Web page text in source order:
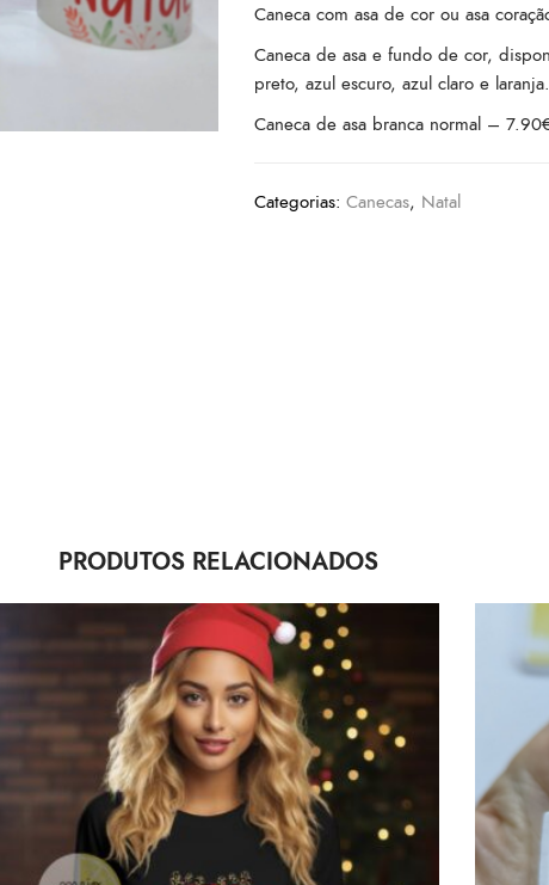
Caneca com asa de cor ou asa
Caneca de asa e fundo de cor,
preto, azul escuro, azul claro e laranja.
Caneca de asa branca normal –
Categorias: Canecas, Natal
PRODUTOS RELACIONADOS